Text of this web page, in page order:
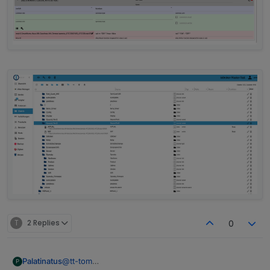
T 2 Replies 0
P Palatinatus@tt-tom